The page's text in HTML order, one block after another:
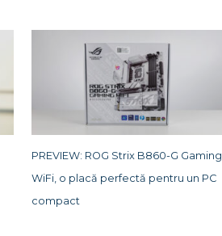
PREVIEW: ROG Strix B860-G Gaming
WiFi, o placă perfectă pentru un PC
compact